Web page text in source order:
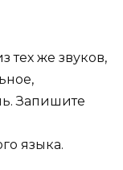
тех же звуков,
Запишите
языка.